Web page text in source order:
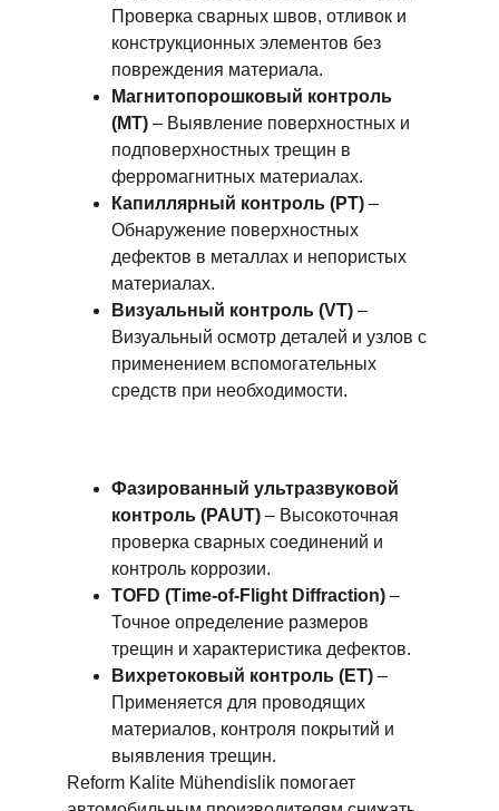
Проверка сварных швов, отливок и
конструкционных элементов без
повреждения материала.
Магнитопорошковый контроль
(MT) – Выявление поверхностных и
подповерхностных трещин в
ферромагнитных материалах.
Капиллярный контроль (PT) –
Обнаружение поверхностных
дефектов в металлах и непористых
материалах.
Визуальный контроль (VT) –
Визуальный осмотр деталей и узлов с
применением вспомогательных
средств при необходимости.
Фазированный ультразвуковой
контроль (PAUT) – Высокоточная
проверка сварных соединений и
контроль коррозии.
TOFD (Time-of-Flight Diffraction) –
Точное определение размеров
трещин и характеристика дефектов.
Вихретоковый контроль (ET) –
Применяется для проводящих
материалов, контроля покрытий и
выявления трещин.
Reform Kalite Mühendislik помогает